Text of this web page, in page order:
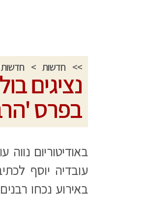
>> חדשות > חדשות
נציגים
בפרס
באודיטוריום
עובדיה יוסף
באירוע נכחו